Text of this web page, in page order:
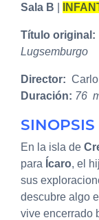
Sala B
Título original:
Lugsemburgo
Director:
Duración: 76
SINOPSIS
En la isla de
para Ícaro, el
sus
descubre algo
vive encerrado